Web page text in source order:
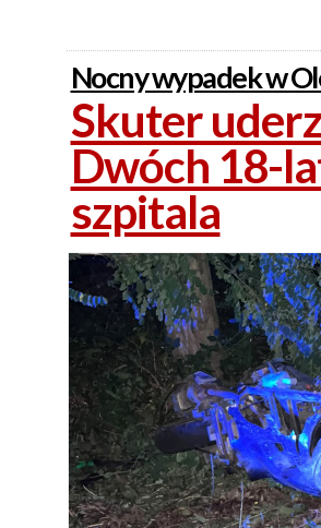
Nocny wypadek w
Skuter
Dwóch 18-
szpitala